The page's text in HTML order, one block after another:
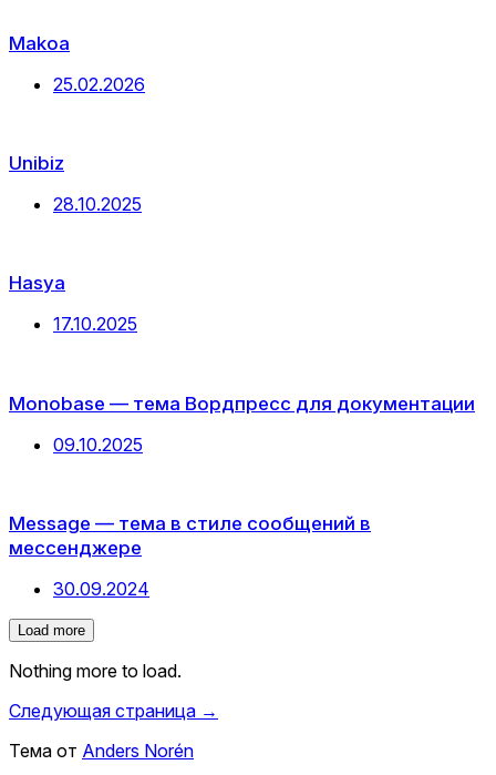
Makoa
Дата
25.02.2026
Unibiz
Дата
28.10.2025
Hasya
Дата
17.10.2025
Monobase — тема Вордпресс для документации
Дата
09.10.2025
Message — тема в стиле сообщений в
мессенджере
Дата
30.09.2024
Load more
Nothing more to load.
Следующая страница →
Тема от Anders Norén